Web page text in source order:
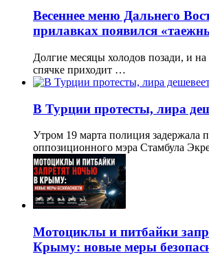
Весеннее меню Дальнего
прилавках появился
Долгие месяцы холодов позади, и
спячке приходит …
В Турции протесты, лира
Утром 19 марта полиция задержала
оппозиционного мэра Стамбула
Мотоциклы и питбайки
Крыму: новые меры